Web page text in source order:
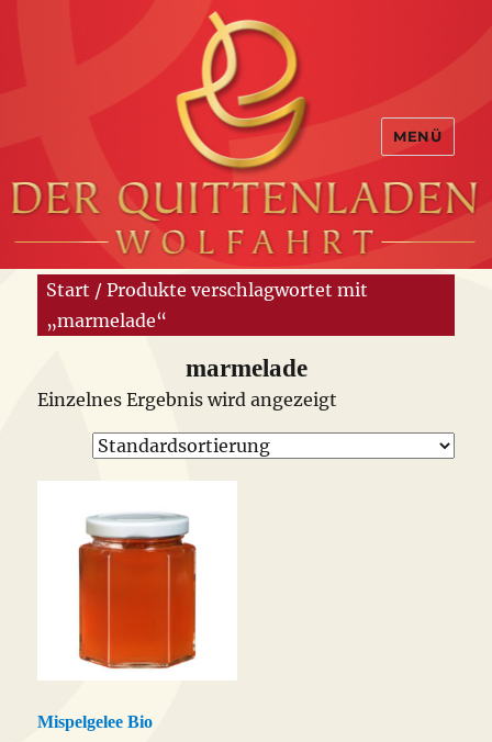
MENÜ
Start / Produkte verschlagwortet mit
„marmelade“
marmelade
Einzelnes Ergebnis wird angezeigt
Mispelgelee Bio